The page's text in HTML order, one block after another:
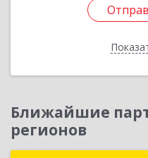
Ближайшие
регионов